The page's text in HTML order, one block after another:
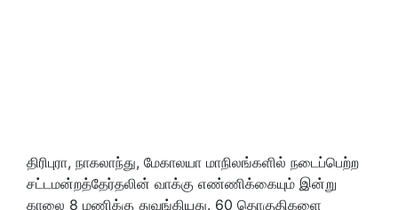
திரிபுரா, நாகலாந்து, மேகாலயா மாநிலங்களில் நடைப்பெற்ற
சட்டமன்றத்தேர்தலின் வாக்கு எண்ணிக்கையும் இன்று
காலை 8 மணிக்கு துவங்கியது. 60 தொகுதிகளை